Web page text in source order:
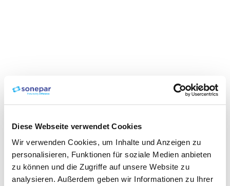
Diese Webseite verwendet Cookies
Wir verwenden Cookies, um Inhalte und Anzeigen zu
personalisieren, Funktionen für soziale Medien anbieten
zu können und die Zugriffe auf unsere Website zu
analysieren. Außerdem geben wir Informationen zu Ihrer